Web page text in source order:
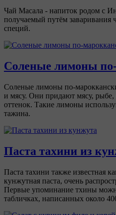
Чай Масала - напиток родом с
получаемый путём заваривания
специй.
Соленые лимоны
Соленые лимоны по-
и мясу. Они придают мясу,
оттенок. Такие лимоны
тажина.
Паста тахини из
Паста тахини также известная
кунжутная паста, очень
Первые упоминание тхины
табличках, написанных около